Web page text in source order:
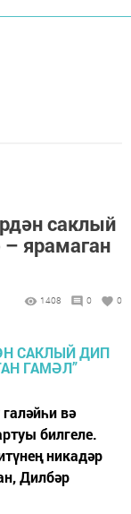
саклый
ярамаган
1408 0 0
вә
билгеле.
никадәр
Дилбәр